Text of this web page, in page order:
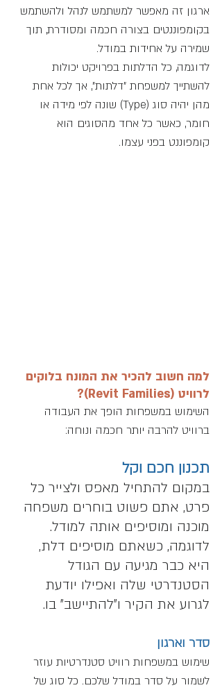
ארגון זה מאפשר למשתמש לנהל ולהשתמש
בקומפוננטים בצורה חכמה ומסודרת, תוך
שמירה על אחידות במודל.
לדוגמה, כל הדלתות בפרויקט יכולות
להשתייך למשפחת "דלתות", אך לכל אחת
מהן יהיה סוג (Type) שונה לפי מידה או
חומר, כאשר כל אחד מהסוגים הוא
קומפוננט בפני עצמו.
למה חשוב להכיר את המונח בלוקים
לרוויט (Revit Families)?
השימוש במשפחות הופך את העבודה
ברוויט להרבה יותר חכמה ונוחה:
תכנון חכם וקל
במקום להתחיל מאפס ולצייר כל
פרט, אתם פשוט בוחרים משפחה
מוכנה ומוסיפים אותה למודל.
לדוגמה, כשאתם מוסיפים דלת,
היא כבר מגיעה עם הגודל
הסטנדרטי שלה ואפילו יודעת
לגרוע את הקיר ו"להתיישב" בו.
סדר וארגון
שימוש במשפחות רוויט סטנדרטיות עוזר
לשמור על סדר במודל שלכם. כל סוג של